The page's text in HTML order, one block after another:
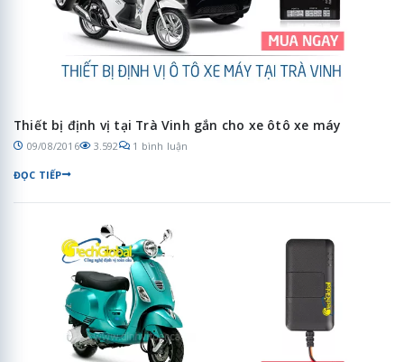
Thiết bị định vị tại Trà Vinh gắn cho xe ôtô xe máy
09/08/2016 3.592 1 bình luận
ĐỌC TIẾP